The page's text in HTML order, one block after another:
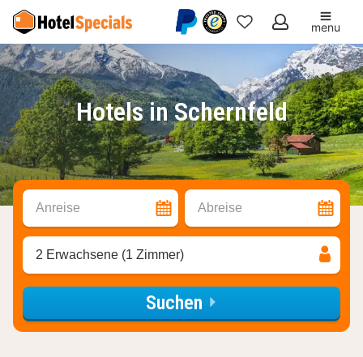
Meine
Favoriten
menu
Hotels in Schernfeld
Anreise Abreise
2 Erwachsene (1 Zimmer)
Suchen